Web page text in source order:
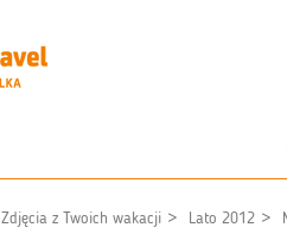
Zdjęcia z Twoich wakacji Lato 2012